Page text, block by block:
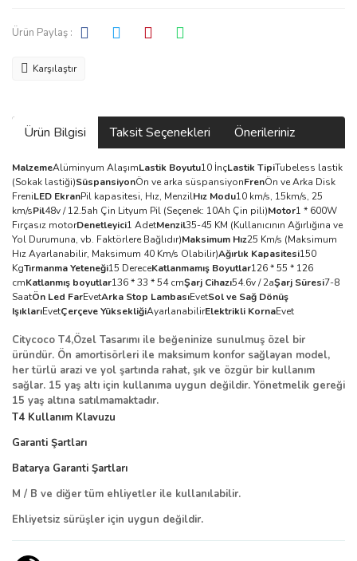
Ürün Paylaş :
Karşılaştır
Ürün Bilgisi Taksit Seçenekleri Önerileriniz
MalzemeAlüminyum AlaşımLastik Boyutu10 İnçLastik TipiTubeless lastik
(Sokak lastiği)SüspansiyonÖn ve arka süspansiyonFrenÖn ve Arka Disk
FreniLED EkranPil kapasitesi, Hız, MenzilHız Modu10 km/s, 15km/s, 25
km/sPil48v / 12.5ah Çin Lityum Pil (Seçenek: 10Ah Çin pili)Motor1 * 600W
Fırçasız motorDenetleyici1 AdetMenzil35-45 KM (Kullanıcının Ağırlığına ve
Yol Durumuna, vb. Faktörlere Bağlıdır)Maksimum Hız25 Km/s (Maksimum
Hız Ayarlanabilir, Maksimum 40 Km/s Olabilir)Ağırlık Kapasitesi150
KgTırmanma Yeteneği15 DereceKatlanmamış Boyutlar126 * 55 * 126
cmKatlanmış boyutlar136 * 33 * 54 cmŞarj Cihazı54.6v / 2aŞarj Süresi7-8
SaatÖn Led FarEvetArka Stop LambasıEvetSol ve Sağ Dönüş
IşıklarıEvetÇerçeve YüksekliğiAyarlanabilirElektrikli KornaEvet
Citycoco T4,Özel Tasarımı ile beğeninize sunulmuş özel bir
üründür. Ön amortisörleri ile maksimum konfor sağlayan model,
her türlü arazi ve yol şartında rahat, şık ve özgür bir kullanım
sağlar. 15 yaş altı için kullanıma uygun değildir. Yönetmelik gereği
15 yaş altına satılmamaktadır.
T4 Kullanım Klavuzu
Garanti Şartları
Batarya Garanti Şartları
M / B ve diğer tüm ehliyetler ile kullanılabilir.
Ehliyetsiz sürüşler için uygun değildir.